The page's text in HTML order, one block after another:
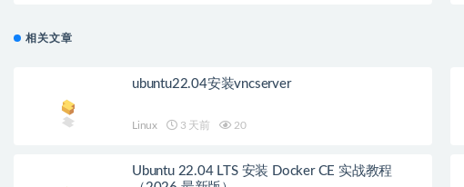
相关文章
ubuntu22.04安装vncserver
Linux 3 天前 20
Ubuntu 22.04 LTS 安装 Docker CE 实战教程